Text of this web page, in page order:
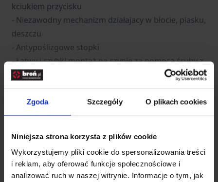
Zgoda Szczegóły O plikach cookies
Niniejsza strona korzysta z plików cookie
Wykorzystujemy pliki cookie do spersonalizowania treści
i reklam, aby oferować funkcje społecznościowe i
analizować ruch w naszej witrynie. Informacje o tym, jak
kciukiem przycisku
- Niezawodny mechanizm działajacy w błocie, piasku,
deszczu
- Antypoślizgowe stopki
- Łatwy i szybki montaż na szynie za pomocą śruby z
wygodnym uchwytem
długości 5 cm
Długość: 55 mm
Szerokość: 40 mm + szyna boczna
Wysokość: 160 / 230 mm